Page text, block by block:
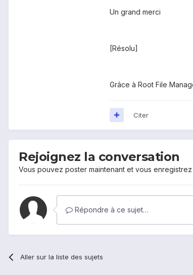
Un grand merci
[Résolu]
Grâce à Root File
Citer
Rejoignez la conversation
Vous pouvez poster maintenant et vous
Répondre à ce sujet…
Aller sur la liste des sujets